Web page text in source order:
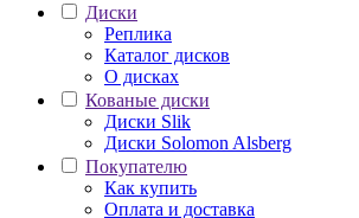
Диски
Реплика
Каталог дисков
О дисках
Кованые диски
Диски Slik
Диски Solomon Alsberg
Покупателю
Как купить
Оплата и доставка